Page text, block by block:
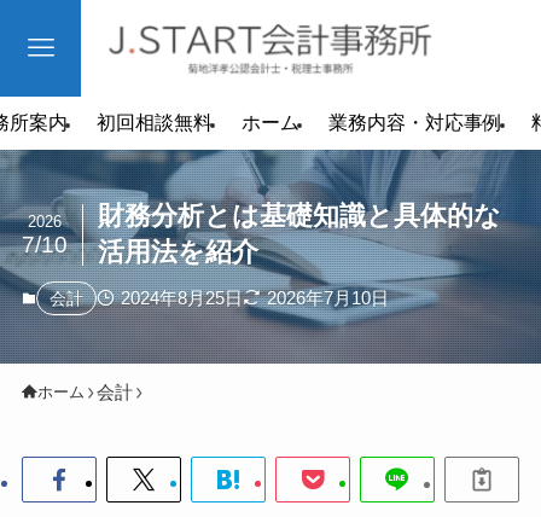
所案内 初回相談無料 ホーム 業務内容・対応事例
財務分析とは基礎知識と具体的な
活用法を紹介
2026
7/10
会計 2024年8月25日 2026年7月10日
ホーム 会計